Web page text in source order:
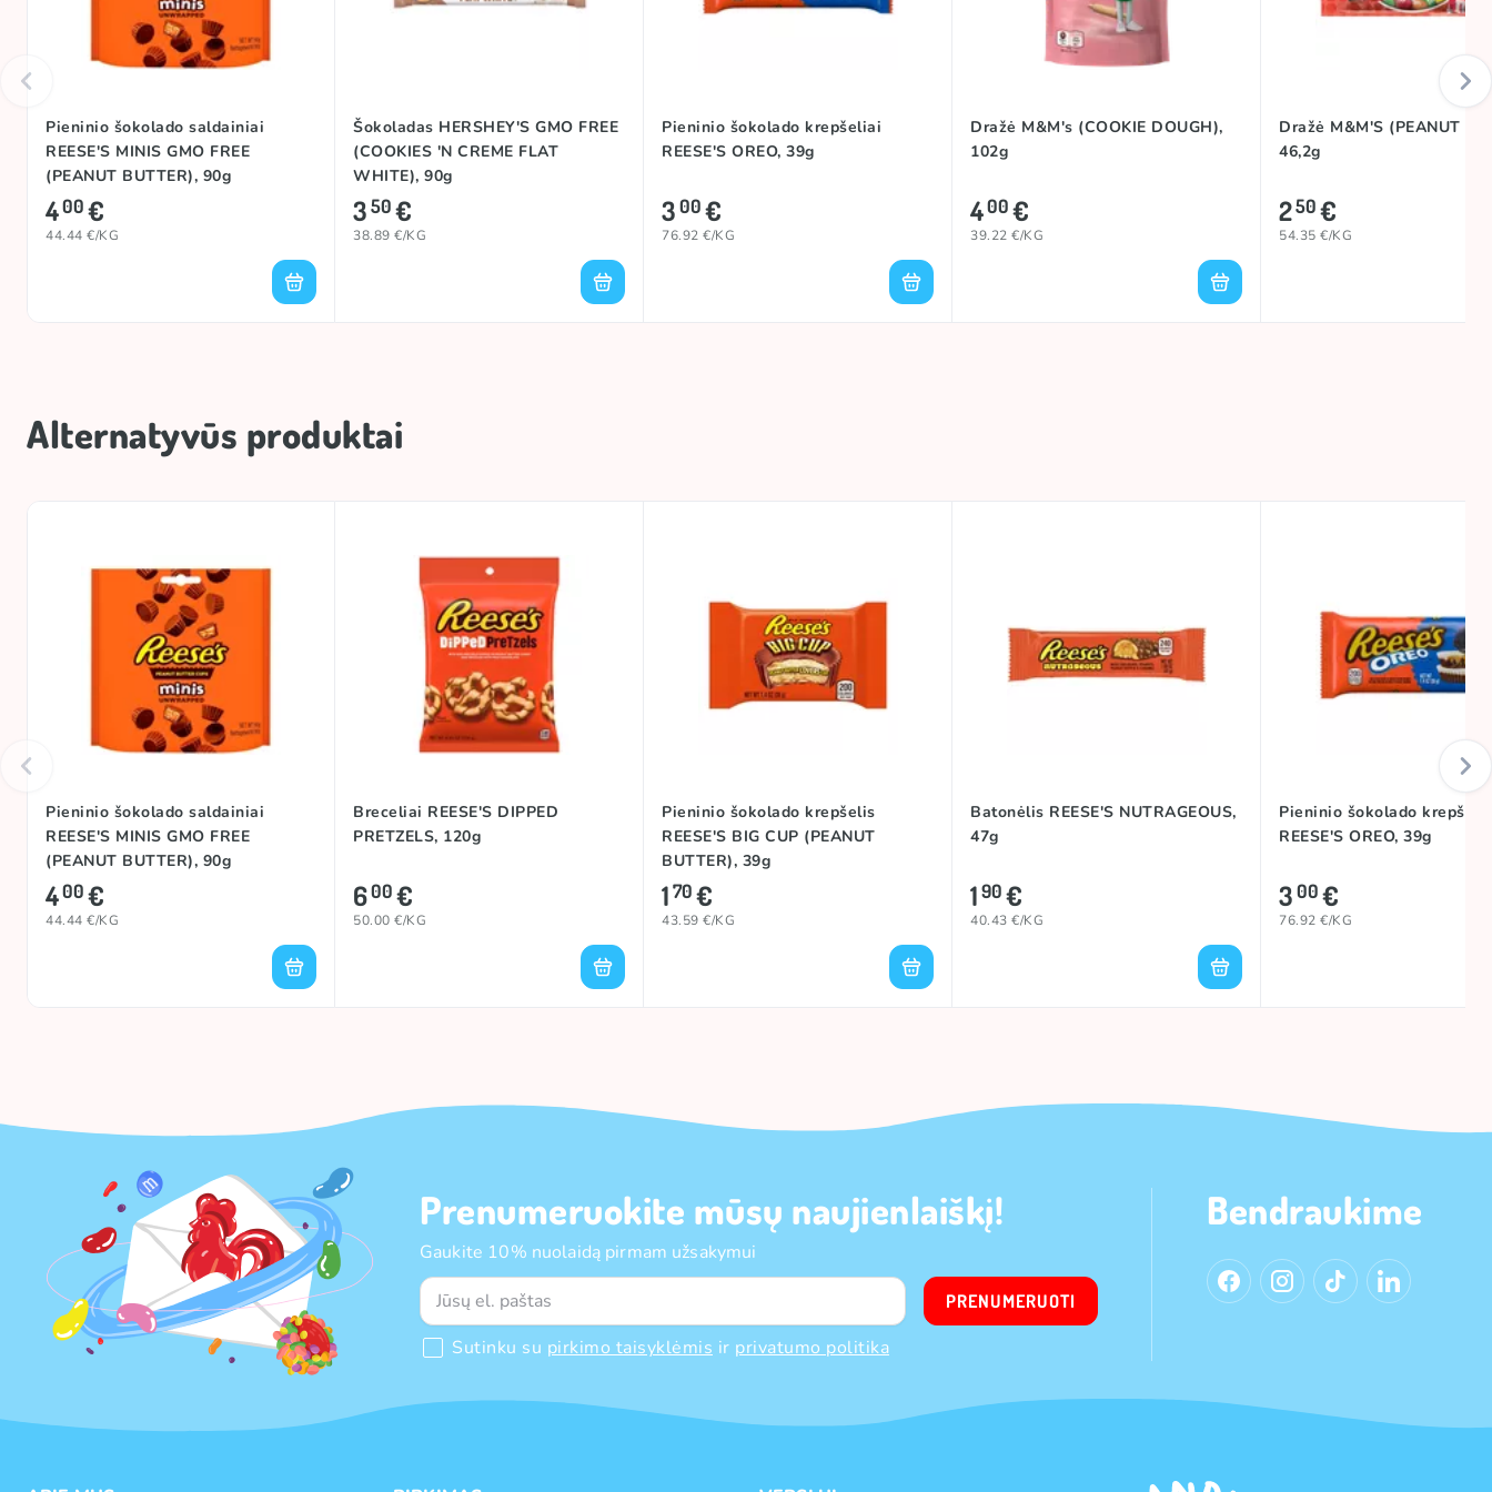
Pieninio šokolado saldainiai
REESE'S MINIS GMO FREE
(PEANUT BUTTER), 90g
400€
44.44 €/KG
Šokoladas HERSHEY'S GMO FREE
(COOKIES 'N CREME FLAT
WHITE), 90g
350€
38.89 €/KG
Pieninio šokolado krepšeliai
REESE'S OREO, 39g
300€
76.92 €/KG
Dražė M&M's (COOKIE DOUGH),
102g
400€
39.22 €/KG
Dražė M&M'S (PEANUT
46,2g
250€
54.35 €/KG
Alternatyvūs produktai
Pieninio šokolado saldainiai
REESE'S MINIS GMO FREE
(PEANUT BUTTER), 90g
400€
44.44 €/KG
Breceliai REESE'S DIPPED
PRETZELS, 120g
600€
50.00 €/KG
Pieninio šokolado krepšelis
REESE'S BIG CUP (PEANUT
BUTTER), 39g
170€
43.59 €/KG
Batonėlis REESE'S NUTRAGEOUS,
47g
190€
40.43 €/KG
Pieninio šokolado
REESE'S OREO, 39g
300€
76.92 €/KG
Prenumeruokite mūsų naujienlaiškį!
Gaukite 10% nuolaidą pirmam užsakymui
Sutinku su pirkimo taisyklėmis ir privatumo politika
PRENUMERUOTI
Bendraukime